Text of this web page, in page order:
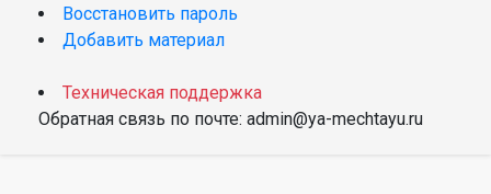
Восстановить пароль
Добавить материал
Техническая поддержка
Обратная связь по почте: admin@ya-mechtayu.ru